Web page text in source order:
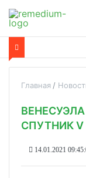
Главная
СПУТНИК V
14.01.2021